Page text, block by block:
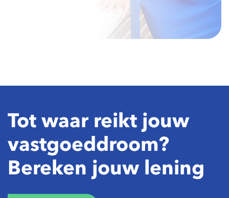
Tot waar reikt jouw
vastgoeddroom?
Bereken jouw lening